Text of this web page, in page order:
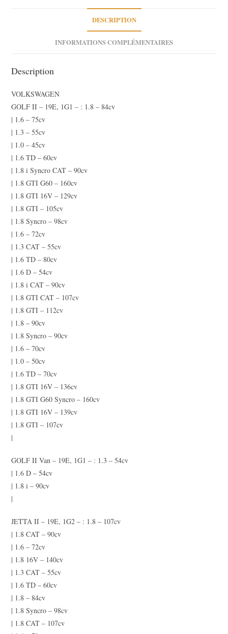
DESCRIPTION
INFORMATIONS COMPLÉMENTAIRES
Description
VOLKSWAGEN
GOLF II – 19E, 1G1 – : 1.8 – 84cv
| 1.6 – 75cv
| 1.3 – 55cv
| 1.0 – 45cv
| 1.6 TD – 60cv
| 1.8 i Syncro CAT – 90cv
| 1.8 GTI G60 – 160cv
| 1.8 GTI 16V – 129cv
| 1.8 GTI – 105cv
| 1.8 Syncro – 98cv
| 1.6 – 72cv
| 1.3 CAT – 55cv
| 1.6 TD – 80cv
| 1.6 D – 54cv
| 1.8 i CAT – 90cv
| 1.8 GTI CAT – 107cv
| 1.8 GTI – 112cv
| 1.8 – 90cv
| 1.8 Syncro – 90cv
| 1.6 – 70cv
| 1.0 – 50cv
| 1.6 TD – 70cv
| 1.8 GTI 16V – 136cv
| 1.8 GTI G60 Syncro – 160cv
| 1.8 GTI 16V – 139cv
| 1.8 GTI – 107cv
|
GOLF II Van – 19E, 1G1 – : 1.3 – 54cv
| 1.6 D – 54cv
| 1.8 i – 90cv
|
JETTA II – 19E, 1G2 – : 1.8 – 107cv
| 1.8 CAT – 90cv
| 1.6 – 72cv
| 1.8 16V – 140cv
| 1.3 CAT – 55cv
| 1.6 TD – 60cv
| 1.8 – 84cv
| 1.8 Syncro – 98cv
| 1.8 CAT – 107cv